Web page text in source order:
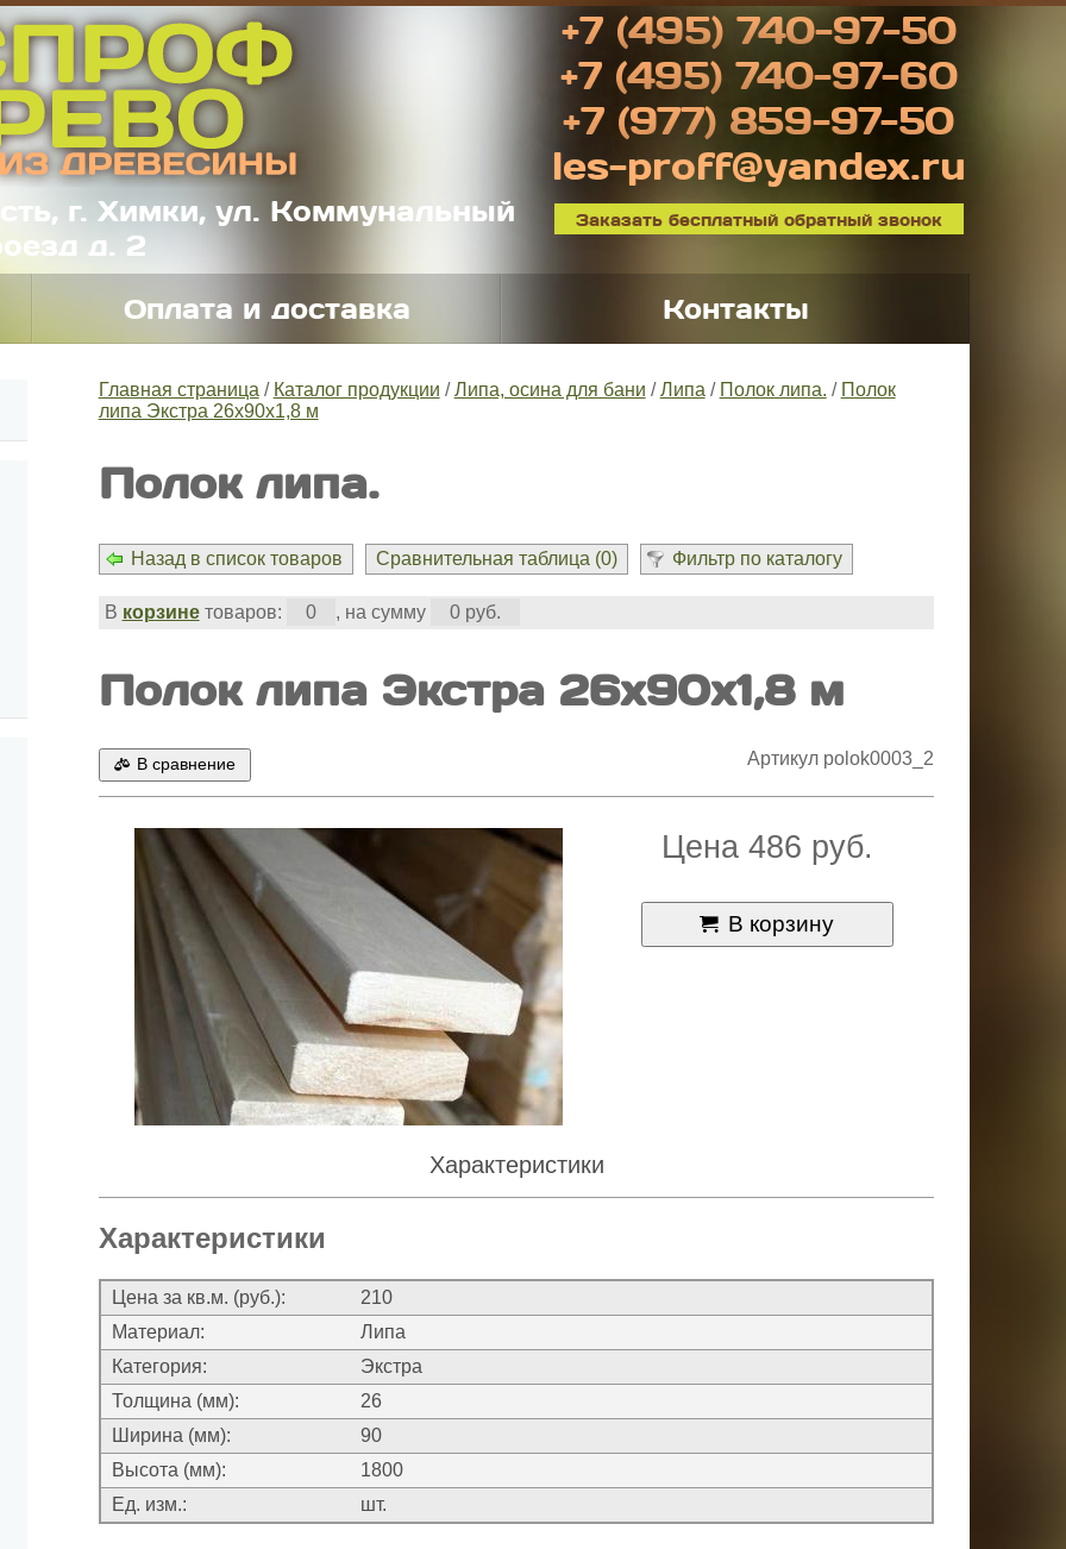
г. Химки, ул. Коммунальный
д. 2
+7 (495) 740-97-50
+7 (495) 740-97-60
+7 (977) 859-97-50
les-proff@yandex.ru
Заказать бесплатный обратный звонок
Оплата и доставка Контакты
Главная страница / Каталог продукции /Липа, осина для бани /Липа / Полок липа. / Полок
липа Экстра 26х90х1,8 м
Полок липа.
Назад в список товаров Сравнительная таблица (0) Фильтр по каталогу
В корзинетоваров: 0 , на сумму 0 руб.
Полок липа Экстра 26х90х1,8 м
В сравнение Артикул polok0003_2
Цена 486 руб.
В корзину
Характеристики
Характеристики
Цена за кв.м. (руб.):
210
Материал:
Липа
Категория:
Экстра
Толщина (мм):
26
Ширина (мм):
90
Высота (мм):
1800
Ед. изм.:
шт.